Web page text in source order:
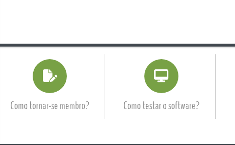
Como tornar-se membro? Como testar o software?